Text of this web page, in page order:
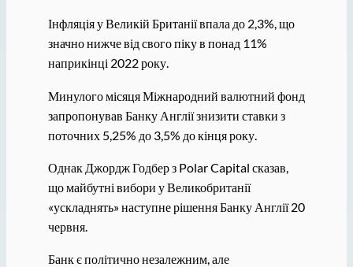
Інфляція у Великій Британії впала до 2,3%, що
значно нижче від свого піку в понад 11%
наприкінці 2022 року.
Минулого місяця Міжнародний валютний фонд
запропонував Банку Англії знизити ставки з
поточних 5,25% до 3,5% до кінця року.
Однак Джордж Годбер з Polar Capital сказав,
що майбутні вибори у Великобританії
«ускладнять» наступне рішення Банку Англії 20
червня.
Банк є політично незалежним, але